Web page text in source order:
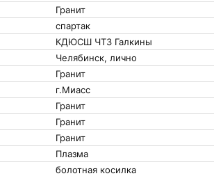
Гранит
спартак
КДЮСШ ЧТЗ Галкины
Челябинск, лично
Гранит
г.Миасс
Гранит
Гранит
Гранит
Плазма
болотная косилка